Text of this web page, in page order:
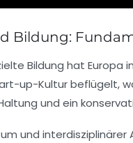
Bildung:
Bildung hat
up-Kultur beflügelt,
und ein
und